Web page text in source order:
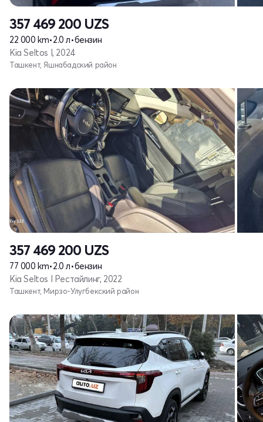
357 469 200 UZS
22 000 km•2.0 л•бензин
Kia Seltos I, 2024
Ташкент, Яшнабадский район
357 469 200 UZS
77 000 km•2.0 л•бензин
Kia Seltos I Рестайлинг, 2022
Ташкент, Мирзо-Улугбекский район